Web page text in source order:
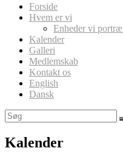
Forside
Hvem er vi
Enheder vi
Kalender
Galleri
Medlemskab
Kontakt os
English
Dansk
Kalender